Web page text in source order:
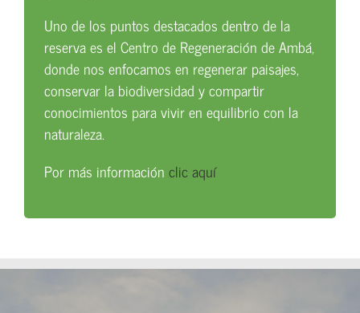
Uno de los puntos destacados dentro de la
reserva es el Centro de Regeneración de Ambá,
donde nos enfocamos en regenerar paisajes,
conservar la biodiversidad y compartir
conocimientos para vivir en equilibrio con la
naturaleza.
Por más información clic aquí